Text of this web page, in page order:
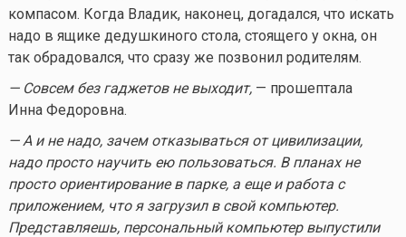
компасом. Когда Владик, наконец, догадался, что искать
надо в ящике дедушкиного стола, стоящего у окна, он
так обрадовался, что сразу же позвонил родителям.
— Совсем без гаджетов не выходит,— прошептала
Инна Федоровна.
— А и не надо, зачем отказываться от цивилизации,
надо просто научить ею пользоваться. В планах не
просто ориентирование в парке, а еще и работа с
приложением, что я загрузил в свой компьютер.
Представляешь, персональный компьютер выпустили